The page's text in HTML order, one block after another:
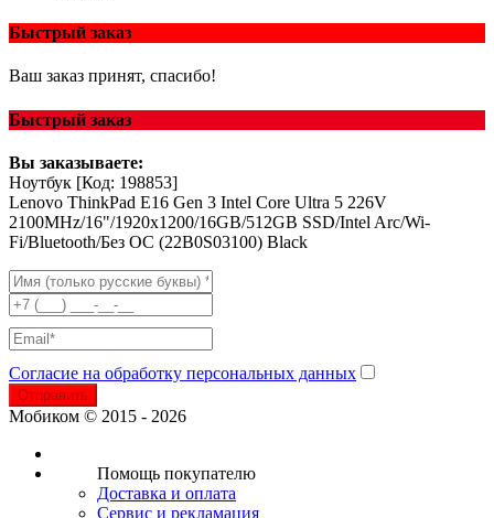
Быстрый заказ
Ваш заказ принят, спасибо!
Быстрый заказ
Вы заказываете:
Ноутбук [Код: 198853]
Lenovo ThinkPad E16 Gen 3 Intel Core Ultra 5 226V
2100MHz/16"/1920x1200/16GB/512GB SSD/Intel Arc/Wi-
Fi/Bluetooth/Без ОС (22B0S03100) Black
Согласие на обработку персональных данных
Отправить
Мобиком © 2015 - 2026
Помощь покупателю
Доставка и оплата
Сервис и рекламация